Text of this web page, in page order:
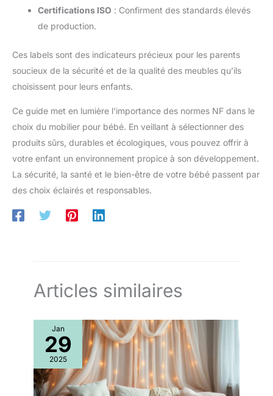
Certifications ISO : Confirment des standards élevés
de production.
Ces labels sont des indicateurs précieux pour les parents
soucieux de la sécurité et de la qualité des meubles qu’ils
choisissent pour leurs enfants.
Ce guide met en lumière l’importance des normes NF dans le
choix du mobilier pour bébé. En veillant à sélectionner des
produits sûrs, durables et écologiques, vous pouvez offrir à
votre enfant un environnement propice à son développement.
La sécurité, la santé et le bien-être de votre bébé passent par
des choix éclairés et responsables.
Articles similaires
Jan
29
2025